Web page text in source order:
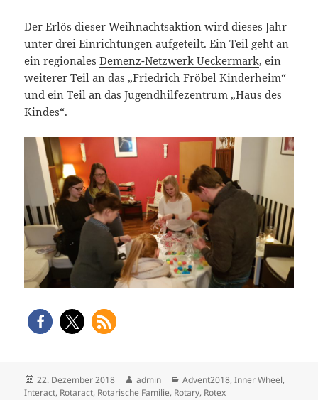
Der Erlös dieser Weihnachtsaktion wird dieses Jahr
unter drei Einrichtungen aufgeteilt. Ein Teil geht an
ein regionalesDemenz-Netzwerk Ueckermark, ein
weiterer Teil an das „Friedrich Fröbel Kinderheim“
und ein Teil an dasJugendhilfezentrum „Haus des
Kindes“.
Veröffentlicht
am
22. Dezember 2018 Autor
admin Kategorien
Advent2018,Inner Wheel,
Interact, Rotaract, Rotarische Familie, Rotary, Rotex